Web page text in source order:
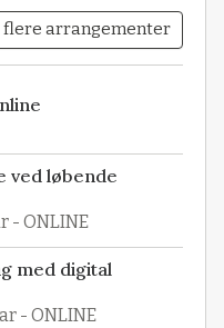
flere arrangementer
ved løbende
- ONLINE
med digital
- ONLINE